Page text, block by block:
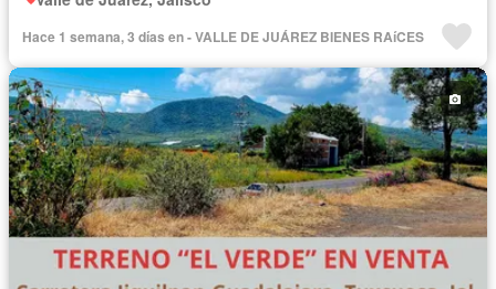
Hace 1 semana, 3 días en - VALLE DE JUÁREZ BIENES RAíCES